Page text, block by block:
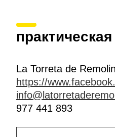
La Torreta de
https://
977 441 893